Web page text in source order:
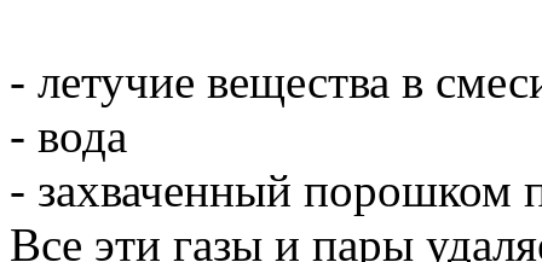
- летучие вещества в
- вода
- захваченный порошком
Все эти газы и пары